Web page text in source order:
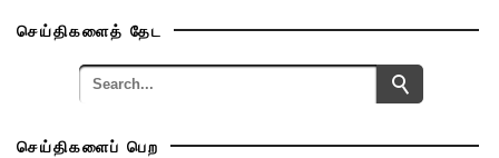
செய்திகளைத் தேட
செய்திகளைப் பெற